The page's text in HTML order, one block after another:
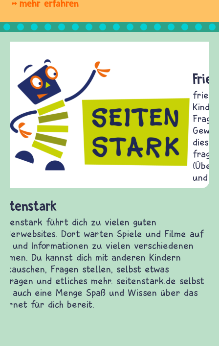
mehr erfahren
Frieden Fragen
frieden-fragen.de ist ein Internet-Angebot für
Kinder, Eltern und ErzieherInnen das zu
Fragen von Krieg und Frieden, Streit und
Gewalt informiert und einen Austausch zu
diesem Themenbereich ermöglicht. frieden-
fragen.de bietet Antworten auf wichtige